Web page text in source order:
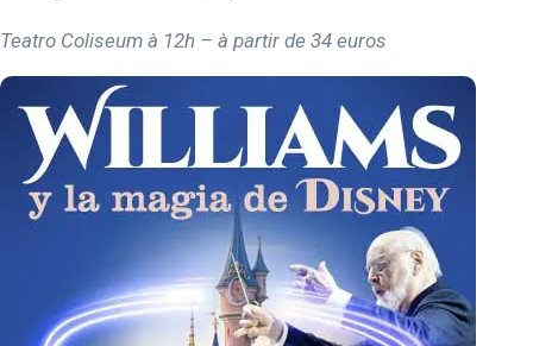
Teatro Coliseum à 12h – à partir de 34 euros